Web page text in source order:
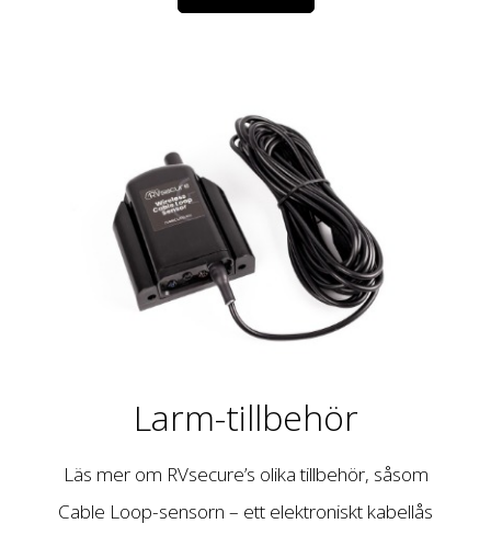
Larm-tillbehör
Läs mer om RVsecure’s olika tillbehör, såsom
Cable Loop-sensorn – ett elektroniskt kabellås